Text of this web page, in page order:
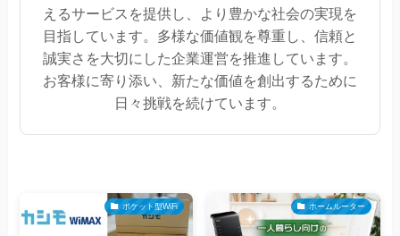
えるサービスを提供し、より豊かな社会の実現を
目指しています。多様な価値観を尊重し、信頼と
誠実さを大切にした企業運営を推進しています。
お客様に寄り添い、新たな価値を創出するために
日々挑戦を続けています。
ポケット型WiFi ホームルーター